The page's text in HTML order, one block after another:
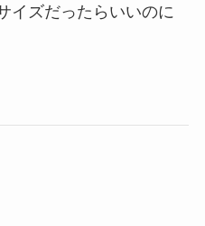
イズだったらいいのに